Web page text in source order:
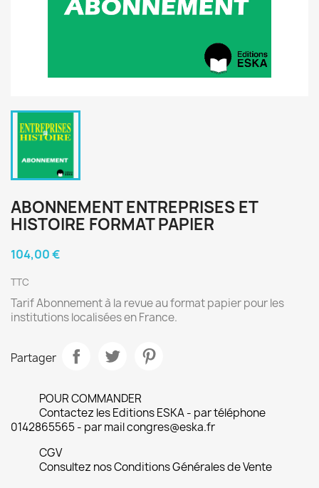
ABONNEMENT ENTREPRISES ET
HISTOIRE FORMAT PAPIER
104,00 €
TTC
Tarif Abonnement à la revue au format papier pour les
institutions localisées en France.
Partager
POUR COMMANDER
Contactez les Editions ESKA - par téléphone
0142865565 - par mail congres@eska.fr
CGV
Consultez nos Conditions Générales de Vente